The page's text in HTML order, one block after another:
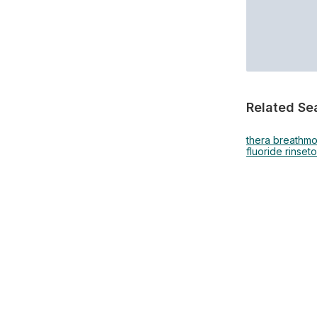
Related
thera breath
fluoride rinse